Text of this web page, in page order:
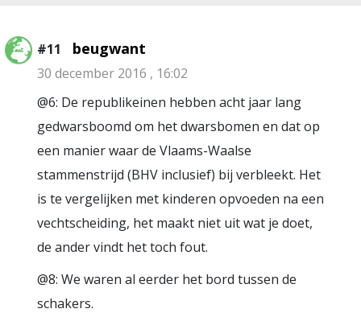
#11 beugwant
30 december 2016 , 16:02
@6: De republikeinen hebben acht jaar lang
gedwarsboomd om het dwarsbomen en dat op
een manier waar de Vlaams-Waalse
stammenstrijd (BHV inclusief) bij verbleekt. Het
is te vergelijken met kinderen opvoeden na een
vechtscheiding, het maakt niet uit wat je doet,
de ander vindt het toch fout.
@8: We waren al eerder het bord tussen de
schakers.